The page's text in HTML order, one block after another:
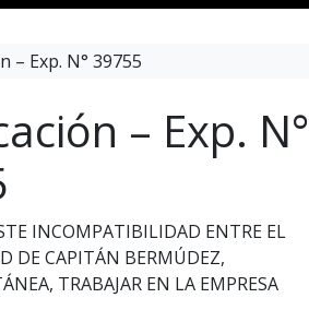
– Exp. N° 39755
– Exp. N°
INCOMPATIBILIDAD ENTRE EL
DE CAPITÁN BERMÚDEZ,
TRABAJAR EN LA EMPRESA